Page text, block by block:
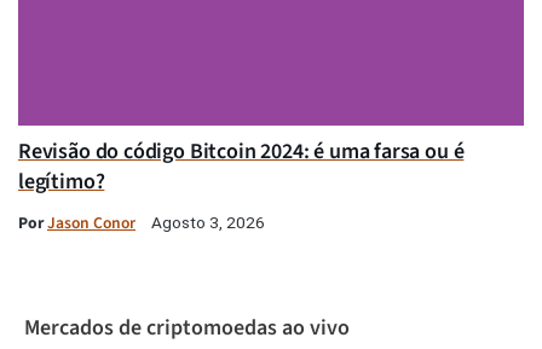
Revisão do código Bitcoin 2024: é uma farsa ou é
legítimo?
PorJason Conor Agosto 3, 2026
Mercados de criptomoedas ao vivo